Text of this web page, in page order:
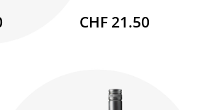
CHF 21.50